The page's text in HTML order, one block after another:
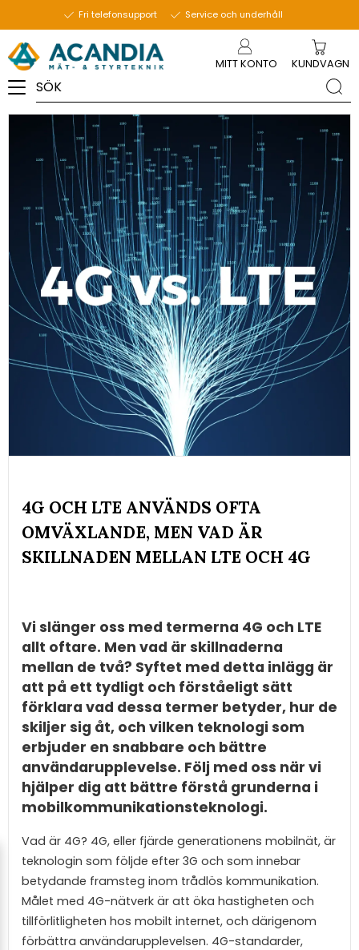
Fri telefonsupport Service och underhåll
MITT KONTO KUNDVAGN
4G OCH LTE ANVÄNDS OFTA
OMVÄXLANDE, MEN VAD ÄR
SKILLNADEN MELLAN LTE OCH 4G
Vi slänger oss med termerna 4G och LTE
allt oftare. Men vad är skillnaderna
mellan de två? Syftet med detta inlägg är
att på ett tydligt och förståeligt sätt
förklara vad dessa termer betyder, hur de
skiljer sig åt, och vilken teknologi som
erbjuder en snabbare och bättre
användarupplevelse. Följ med oss när vi
hjälper dig att bättre förstå grunderna i
mobilkommunikationsteknologi.
Vad är 4G? 4G, eller fjärde generationens mobilnät, är
teknologin som följde efter 3G och som innebar
betydande framsteg inom trådlös kommunikation.
Målet med 4G-nätverk är att öka hastigheten och
tillförlitligheten hos mobilt internet, och därigenom
förbättra användarupplevelsen. 4G-standarder,